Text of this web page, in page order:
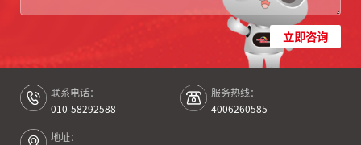
立即咨询
联系电话：
010-58292588
服务热线：
4006260585
地址：